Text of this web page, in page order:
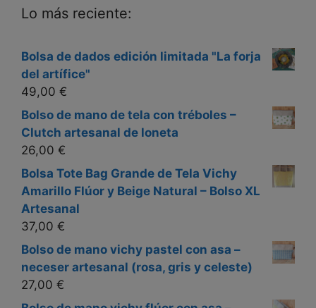
Lo más reciente:
Bolsa de dados edición limitada "La forja
del artífice"
49,00 €
Bolso de mano de tela con tréboles –
Clutch artesanal de loneta
26,00 €
Bolsa Tote Bag Grande de Tela Vichy
Amarillo Flúor y Beige Natural – Bolso XL
Artesanal
37,00 €
Bolso de mano vichy pastel con asa –
neceser artesanal (rosa, gris y celeste)
27,00 €